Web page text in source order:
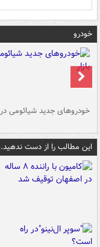
خودرو
خودروهای جدید شیائومی در
این مطالب را از دست